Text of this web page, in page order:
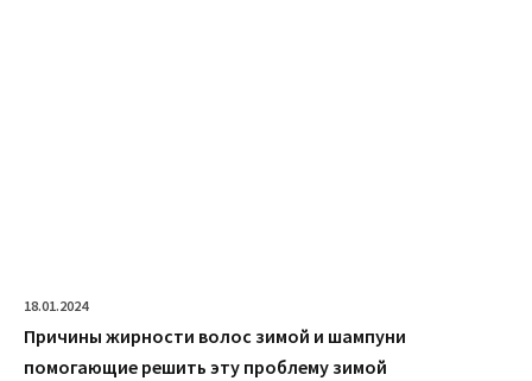
18.01.2024
Причины жирности волос зимой и шампуни
помогающие решить эту проблему зимой